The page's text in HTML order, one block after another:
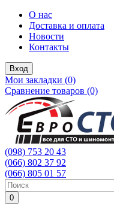
О нас
Доставка и оплата
Новости
Контакты
Вход
Мои закладки (0)
Сравнение товаров (0)
(098) 753 20 43
(066) 802 37 92
(066) 805 01 57
0